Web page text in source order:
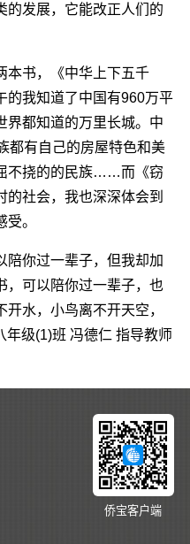
的发展，它能改正人们的
书，《中华上下五千
的我知道了中国有960万平
界都知道的万里长城。中
都有自己的房屋特色和美
不挠的的民族……而《窃
的社会，我也深深体会到
。
你过一辈子，但我却加
，可以陪你过一辈子，也
水，小鸟离不开天空，
年级(1)班 冯德仁 指导教师
侨宝客户端